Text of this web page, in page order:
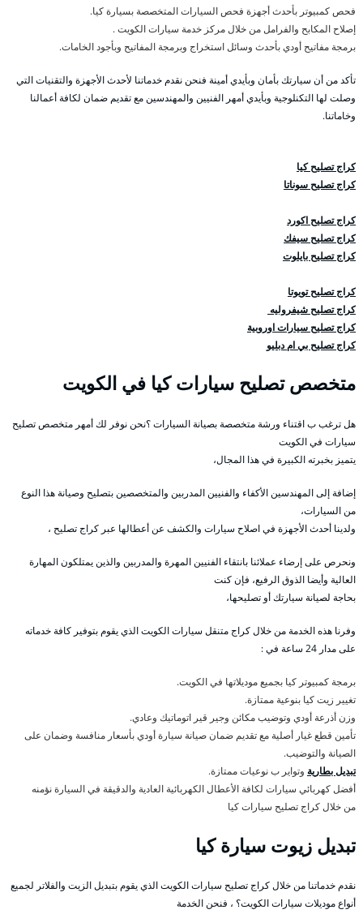
فحص كمبيوتر بأحدث أجهزة فحص السيارات المتخصصة بسيارة كيا.
إصلاح المكابح والفرامل من خلال مركز خدمة سيارات الكويت .
برمجة مفاتيح أودي بأحدث وسائل استخراج وبرمجة المفاتيح وبأجود الخامات.
تأكد من أن سيارتك بأمان وبأيدي أمينة فنحن نقدم خدماتنا لأحدث الأجهزة والتقنيات التي
وصلت لها التكنلوجية وبأيدي أمهر الفنيين والمهندسين مع تقديم ضمان لكافة أعمالنا
وخاماتنا.
كراج تصليح كيا
كراج تصليح سوناتا
كراج تصليح اكورد
كراج تصليح سيفك
كراج تصليح بايلوت
كراج تصليح تويوتا
كراج تصليح شيفروليه
كراج تصليح سيارات اوروبية
كراج تصليح بي ام دبليو
متخصص تصليح سيارات كيا في الكويت
هل ترغب ب اقتناء ورشة متخصصة بصيانة السيارات ؟نحن نوفر لك أمهر متخصص تصليح
سيارات في الكويت
يتميز بخبرته الكبيرة في هذا المجال،
إضافة إلى المهندسين الأكفاء والفنيين المدربين والمتخصصين بتصليح وصيانة هذا النوع
من السيارات،
ولدينا أحدث الأجهزة في اصلاح سيارات والكشف عن أعطالها عبر كراج تصليح ،
ونحرص على إرضاء عملائنا بانتقاء الفنيين المهرة والمدربين والذين يمتلكون المهارة
العالية وأيضا الذوق الرفيع، فإن كنت
بحاجة لصيانة سيارتك أو تصليحها،
وفرنا هذه الخدمة من خلال كراج متنقل سيارات الكويت الذي يقوم بتوفير كافة خدماته
على مدار 24 ساعة في :
برمجة كمبيوتر كيا بجميع موديلاتها في الكويت.
تغيير زيت كيا بنوعية ممتازة.
وزن أذرعة أودي وتوضيب مكائن وجير قير اتوماتيك وعادي.
تأمين قطع غيار أصلية مع تقديم ضمان صيانة سيارة أودي بأسعار منافسة وضمان على
الصيانة والتوضيب.
تبديل بطارية وتواير ب نوعيات ممتازة.
أفضل كهربائي سيارات لكافة الأعطال الكهربائية العادية والدقيقة في السيارة نؤمنه
من خلال كراج تصليح سيارات كيا
تبديل زيوت سيارة كيا
نقدم خدماتنا من خلال كراج تصليح سيارات الكويت الذي يقوم بتبديل الزيت والفلاتر لجميع
أنواع موديلات سيارات الكويت؟ ، فنحن الخدمة